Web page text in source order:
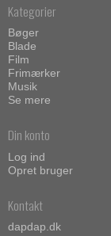
Kategorier
Bøger
Blade
Film
Frimærker
Musik
Se mere
Din konto
Log ind
Opret bruger
Kontakt
dapdap.dk